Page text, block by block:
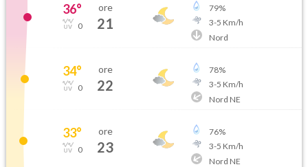
36°
0
ore
21
79%
3-5 Km/h
Nord
34°
0
ore
22
78%
3-5 Km/h
Nord NE
33°
0
ore
23
76%
3-5 Km/h
Nord NE